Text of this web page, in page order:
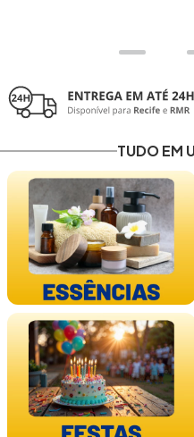
TUDO EM